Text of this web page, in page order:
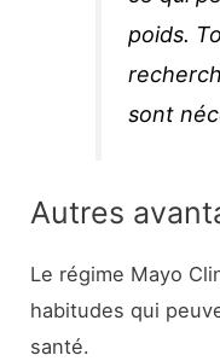
poids.
sont
Autres
Le régime Mayo
habitudes qui
santé.